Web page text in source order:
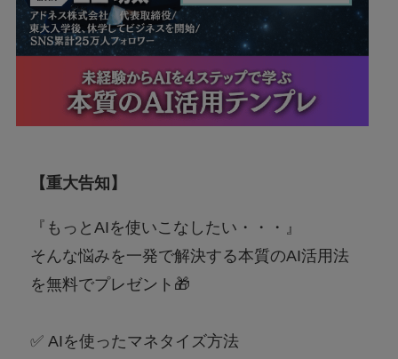
【重大告知】
『もっとAIを使いこなしたい・・・』
そんな悩みを一発で解決する本質のAI活用法
を無料でプレゼント🎁
✅ AIを使ったマネタイズ方法